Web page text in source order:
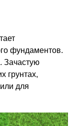
фундаментов.
Зачастую
грунтах,
для